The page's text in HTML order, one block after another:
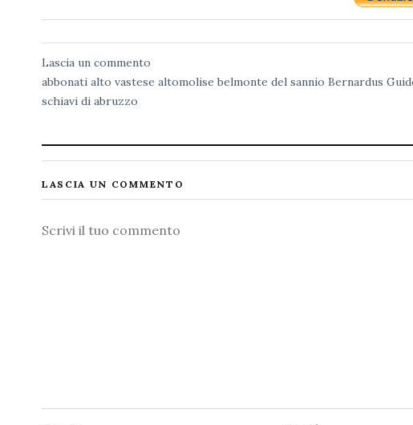
Lascia un commento
abbonati alto vastese altomolise belmonte del sannio Bernardus
schiavi di abruzzo
LASCIA UN COMMENTO
Commento